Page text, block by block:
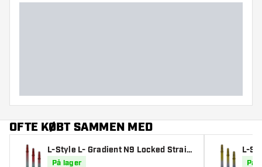
OFTE KØBT SAMMEN MED
L-Style L- Gradient N9 Locked Straig
ht Black & Red Skafter
På lager
L-
ht
På